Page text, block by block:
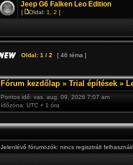
Jeep G6 Falken Leo Edition
[ Oldal: 1 2 ]
Oldal: 1 / 2 [ 46 téma ]
Fórum kezdőlap » Trial építések »
Pontos idő: vas. aug. 09, 2026 7:07 am
Időzóna: UTC + 1 óra
Jelenlévő fórumozók: nincs regisztrált